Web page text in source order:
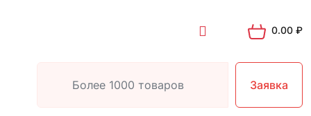
0.00 ₽
Заявка